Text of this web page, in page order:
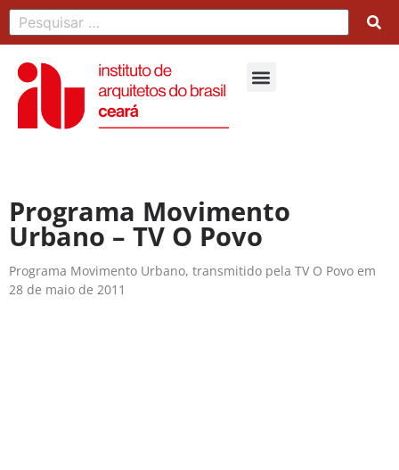
Programa Movimento
Urbano – TV O Povo
Programa Movimento Urbano, transmitido pela TV O Povo em
28 de maio de 2011